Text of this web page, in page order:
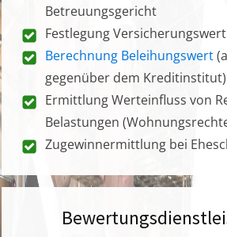
Betreuungsgericht
Festlegung Versicherungswert
Berechnung Beleihungswert
gegenüber dem Kreditinstitut)
Ermittlung Werteinfluss von
Belastungen
Zugewinnermittlung bei